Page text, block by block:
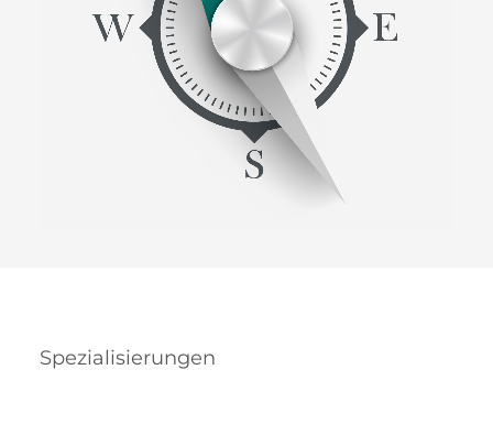
Spezialisierungen